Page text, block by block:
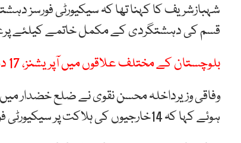
شہبازشریف کا کہنا تھا کہ سیکیورٹی فورسز
قسم کی دہشتگردی کے مکمل خاتمے کیلئے
بلوچستان کے مختلف علاقوں میں آپریشنز، 17 دہشتگرد ہلاک ، اسلحہ برآمد
وفاقی وزیرداخلہ محسن نقوی نے ضلع خضدار
ہوئے کہا کہ 14خارجیوں کی ہلاکت پر سیکیورٹی فورسز کی پیشہ وارانہ صلاحیتوں کو سراہتے ہیں۔